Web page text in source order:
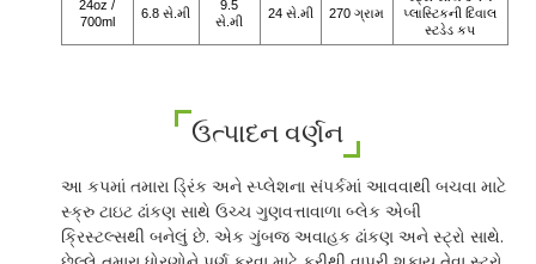
24oz /
700ml
6.8 સે.મી
9.5
સે.મી
24 સે.મી 270 ગ્રામ
પ્લાસ્ટિકની દિવાલ
સ્ટડેડ કપ
ઉત્પાદન વર્ણન
આ કપમાં તમારા ડ્રિંક અને સ્પ્લેશના સંપર્કમાં આવવાથી બચવા માટે
સ્ક્રુ ટાઇટ ઢાંકણ સાથે ઉચ્ચ ગુણવત્તાવાળા બ્લેક એબી
ક્રિસ્ટલ્સથી બનેલું છે. એક ગુંબજ અવાહક ઢાંકણ અને સ્ટ્રો સાથે.